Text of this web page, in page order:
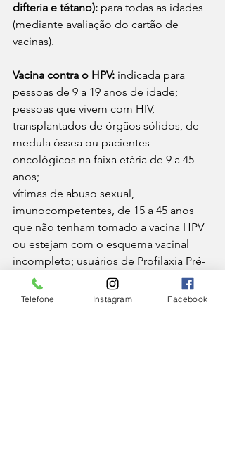
difteria e tétano): para todas as idades
(mediante avaliação do cartão de
vacinas).
Vacina contra o HPV: indicada para
pessoas de 9 a 19 anos de idade;
pessoas que vivem com HIV,
transplantados de órgãos sólidos, de
medula óssea ou pacientes
oncológicos na faixa etária de 9 a 45
anos;
vítimas de abuso sexual,
imunocompetentes, de 15 a 45 anos
que não tenham tomado a vacina HPV
ou estejam com o esquema vacinal
incompleto; usuários de Profilaxia Pré-
Exposição (PrEP) de HIV, com idade de
15 a 45 anos, que não tenham tomado
Telefone Instagram Facebook